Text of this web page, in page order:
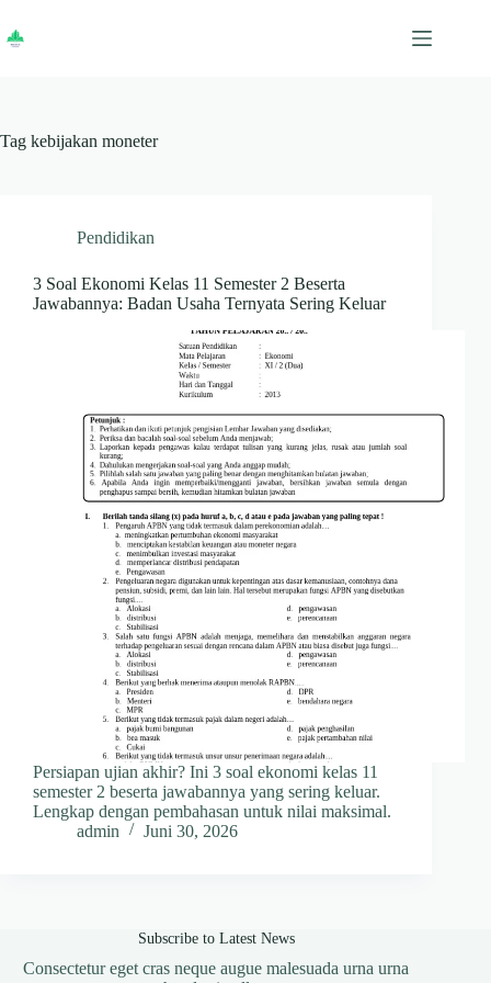
content
Tag kebijakan moneter
Pendidikan
3 Soal Ekonomi Kelas 11 Semester 2 Beserta
Jawabannya: Badan Usaha Ternyata Sering Keluar
Persiapan ujian akhir? Ini 3 soal ekonomi kelas 11
semester 2 beserta jawabannya yang sering keluar.
Lengkap dengan pembahasan untuk nilai maksimal.
admin
Juni 30, 2026
Subscribe to Latest News
Consectetur eget cras neque augue malesuada urna urna